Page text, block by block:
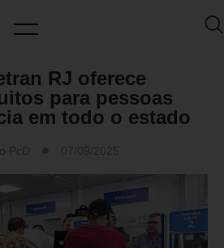
RJ oferece
para pessoas
em todo o estado